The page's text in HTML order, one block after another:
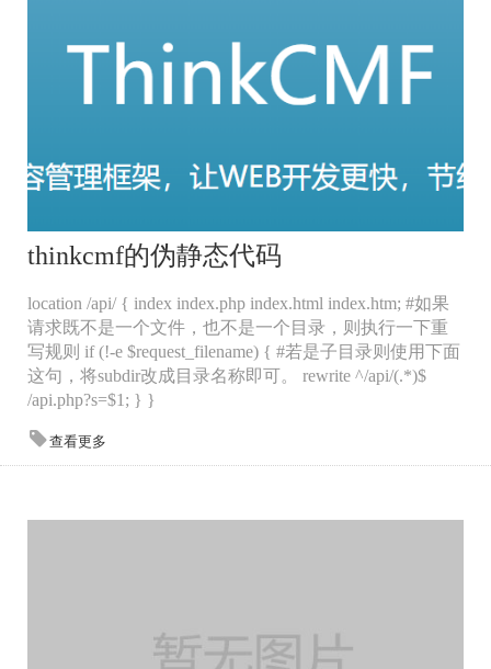
thinkcmf的伪静态代码
location /api/ { index index.php index.html index.htm; #如果
请求既不是一个文件，也不是一个目录，则执行一下重
写规则 if (!-e $request_filename) { #若是子目录则使用下面
这句，将subdir改成目录名称即可。 rewrite ^/api/(.*)$
/api.php?s=$1; } }
查看更多